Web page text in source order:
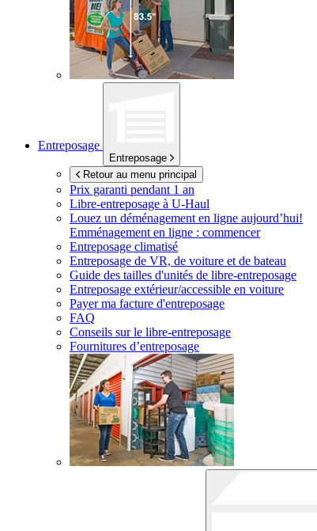
Entreposage
Entreposage
Retour au menu principal
Prix garanti pendant 1 an
Libre-entreposage à U-Haul
Louez un déménagement en ligne aujourd’hui!
Emménagement en ligne : commencer
Entreposage climatisé
Entreposage de VR, de voiture et de bateau
Guide des tailles d'unités de libre-entreposage
Entreposage extérieur/accessible en voiture
Payer ma facture d'entreposage
FAQ
Conseils sur le libre-entreposage
Fournitures d’entreposage